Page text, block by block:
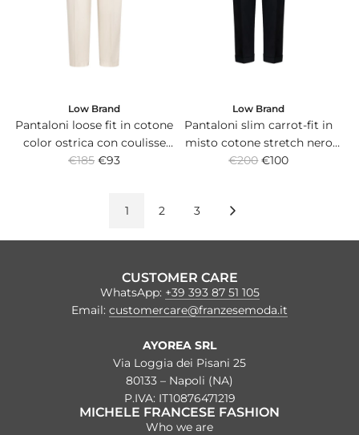
c
e
Low Brand
Pantaloni loose fit in cotone
color ostrica con coulisse
alla vita.
R
€185 €93
Low Brand
Pantaloni slim carrot-fit in
misto cotone stretch nero
con pince frontale singola e
R
u
p
r
i
€200 €100
1 2 3
CUSTOMER CARE
WhatsApp: +39 393 87 51 105
Email: customercare@franzesemoda.it
AYOREA SRL
Via Loggia dei Pisani 25
80133 – Napoli (NA)
P.IVA: IT10876471219
MICHELE FRANCESE FASHION
Who we are